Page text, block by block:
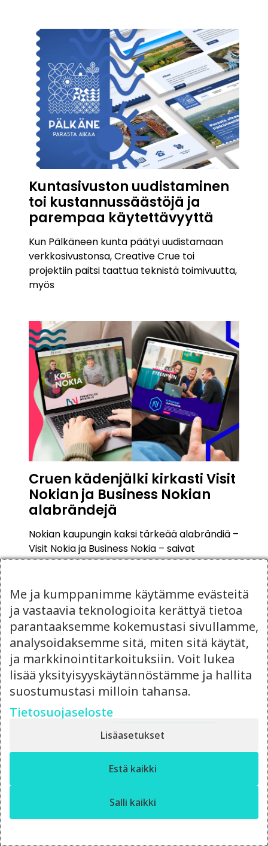
Kuntasivuston uudistaminen
toi kustannussäästöjä ja
parempaa käytettävyyttä
Kun Pälkäneen kunta päätyi uudistamaan
verkkosivustonsa, Creative Crue toi
projektiin paitsi taattua teknistä toimivuutta,
myös
Cruen kädenjälki kirkasti Visit
Nokian ja Business Nokian
alabrändejä
Nokian kaupungin kaksi tärkeää alabrändiä –
Visit Nokia ja Business Nokia – saivat
piristysruiskeen Creative
Visuaalinen ilme, verkkosivut
ja digimarkkinointia
maalaiskylälle
Me ja kumppanimme käytämme evästeitä
ja vastaavia teknologioita kerättyä tietoa
parantaaksemme kokemustasi sivullamme,
analysoidaksemme sitä, miten sitä käytät,
ja markkinointitarkoituksiin. Voit lukea
lisää yksityisyyskäytännöstämme ja hallita
suostumustasi milloin tahansa.
Tietosuojaseloste
Lisäasetukset
Estä kaikki
Salli kaikki
Moro! Miten voin auttaa?